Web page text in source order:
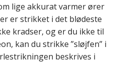
lige akkurat varmer ører
er strikket i det blødeste
kradser, og er du ikke til
kan du strikke ”sløjfen” i
beskrives i